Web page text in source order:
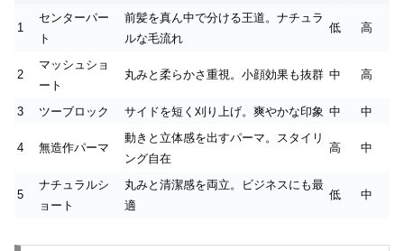
1
センターパー
ト
前髪を真ん中で分ける王道。ナチュラ
ルな毛流れ
低 高
2
マッシュショ
ート
丸みと柔らかさ重視。小顔効果も抜群 中 高
3 ツーブロック サイドを短く刈り上げ。爽やかな印象 中 中
4 無造作パーマ
動きと立体感を出すパーマ。スタイリ
ング自在
高 中
5
ナチュラルシ
ョート
丸みと清潔感を両立。ビジネスにも最
適
低 中